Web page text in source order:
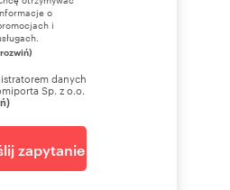
o
i
danych
Sp. z o.o.
zapytanie